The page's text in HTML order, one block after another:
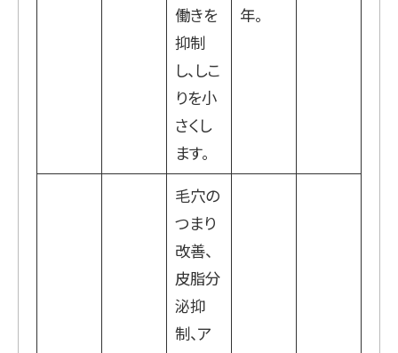
働きを
抑制
し、しこ
りを小
さくし
ます。
年。
毛穴の
つまり
改善、
皮脂分
泌抑
制、ア